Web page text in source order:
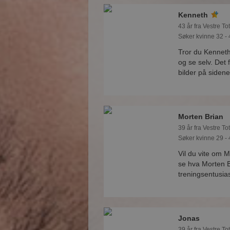
Kenneth
43 år fra Vestre
Søker kvinne 32 -
Tror du
og se selv. Det
bilder på sidene.
Morten Brian
39 år fra Vestre
Søker kvinne 29 -
Vil du vite om
se hva Morten
Jonas